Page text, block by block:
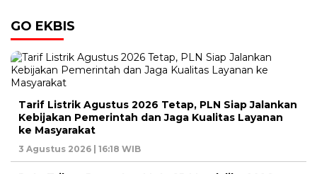
GO EKBIS
Tarif Listrik Agustus 2026 Tetap, PLN Siap Jalankan
Kebijakan Pemerintah dan Jaga Kualitas Layanan
ke Masyarakat
3 Agustus 2026 | 16:18 WIB